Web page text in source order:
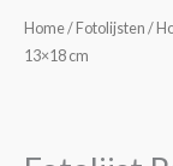
Home/ Fotolijsten /
13×18 cm
Fotolijst
Rustiq